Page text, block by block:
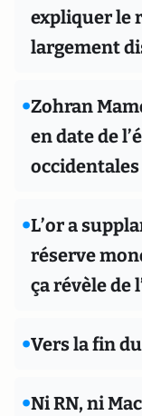
expliquer le
largement
•Zohran
en date de
occidentales
•L’or a
réserve
ça révèle de
•Vers la fin
•Ni RN, ni